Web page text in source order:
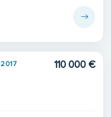
2017 110 000 €